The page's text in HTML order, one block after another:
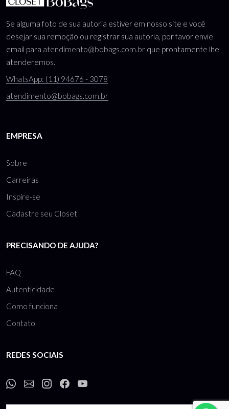
Se alguma foto de sua autoria estiver em nosso site e você
desejar sua remoção ou registrar sua autoria, por favor envie
email para atendimento@bobags.com.br que prontamente lhe
atenderemos.
WhatsApp: (11) 94676 - 3078
atendimento@bobags.com.br
EMPRESA
Sobre
Carreiras
Inspire-se
Cadastre seu Closet
PRECISANDO DE AJUDA?
FAQ
Autenticidade
Como funciona
Contato
REDES SOCIAIS